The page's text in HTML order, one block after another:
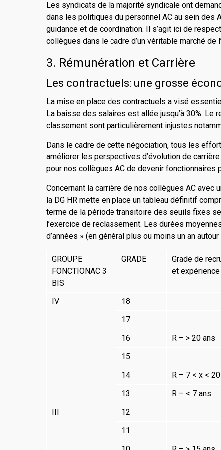
Les syndicats de la majorité syndicale ont
dans les politiques du personnel AC au sein des
guidance et de coordination. Il s’agit ici de
collègues dans le cadre d’un véritable marché de
3. Rémunération et Carrière
Les contractuels: une grosse
La mise en place des contractuels a visé
La baisse des salaires est allée jusqu’à 30%.
classement sont particulièrement injustes
Dans le cadre de cette négociation, tous les
améliorer les perspectives d’évolution de
pour nos collègues AC de devenir fonctionnaires
Concernant la carrière de nos collègues AC avec
la DG HR mette en place un tableau définitif
terme de la période transitoire des seuils fixes
l’exercice de reclassement. Les durées
d’années » (en général plus ou moins un an
GROUPE
FONCTIONAC 3
BIS
GRADE
Grade de
et
IV
18
17
16
R – > 20 ans
15
14
R – 7 < x <
13
R – < 7 ans
III
12
11